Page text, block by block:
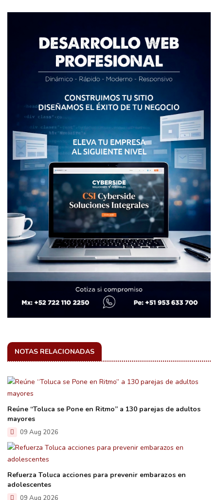
NOTAS RELACIONADAS
Reúne “Toluca se Pone en Ritmo” a 130 parejas de adultos
mayores
09 Aug 2026
Refuerza Toluca acciones para prevenir embarazos en
adolescentes
09 Aug 2026